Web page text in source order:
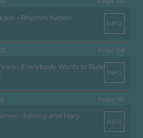
- Rhythm Nation
INFO
Folge 158
- Everybody Wants to Rule
INFO
Folge 157
- Johnny and Mary
INFO